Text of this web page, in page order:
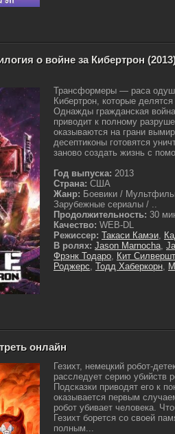
о войне за Кибертрон
Трансформеры — раса
Кибертрон, которые
Однажды гражданская
приводит к полному
оказываются на грани
десептиконы готовятся
заново создать жизнь с
Год выпуска: 2013
Страна: США
Жанр: Боевики /
Зарубежные сериалы / ..
Продолжительность: 30
Качество: WEB-DL
Режиссер: Такаси Камэи,
В ролях: Jason Marnocha,
Фрэнк Тодаро, Кит
Роджерс, Тодд Хаберкорн,
онлайн
Гезихт, немецкий робот-
расследует серию убийств
Подсказки приводят его к
оказывается первым
робот убивает человека.
Гезихт борется со своей
полным...